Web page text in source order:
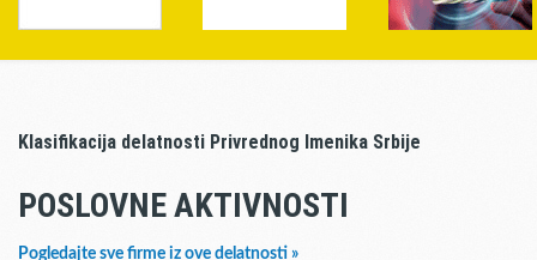
Klasifikacija delatnosti Privrednog Imenika Srbije
POSLOVNE AKTIVNOSTI
Pogledajte sve firme iz ove delatnosti »